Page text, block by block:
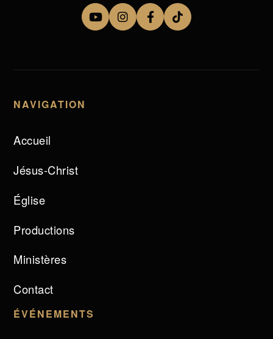
NAVIGATION
Accueil
Jésus-Christ
Église
Productions
Ministères
Contact
ÉVÉNEMENTS